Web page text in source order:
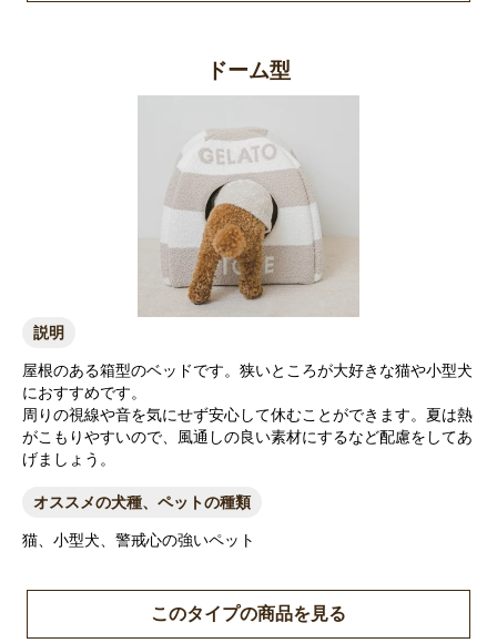
ドーム型
説明
屋根のある箱型のベッドです。狭いところが大好きな猫や小型犬
におすすめです。
周りの視線や音を気にせず安心して休むことができます。夏は熱
がこもりやすいので、風通しの良い素材にするなど配慮をしてあ
げましょう。
オススメの犬種、ペットの種類
猫、小型犬、警戒心の強いペット
このタイプの商品を見る